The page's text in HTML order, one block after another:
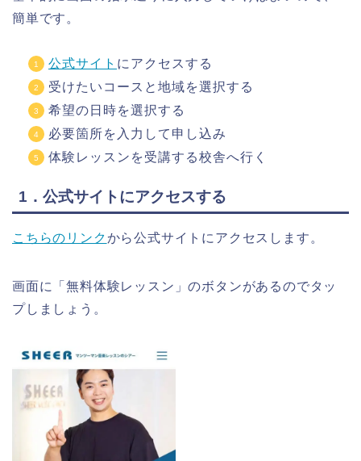
簡単です。
公式サイト にアクセスする
受けたいコースと地域を選択する
希望の日時を選択する
必要箇所を入力して申し込み
体験レッスンを受講する校舎へ行く
1．公式サイトにアクセスする
こちらのリンクから公式サイトにアクセスします。
画面に「無料体験レッスン」のボタンがあるのでタッ
プしましょう。